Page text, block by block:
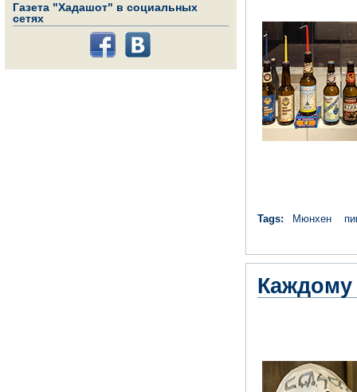
Газета "Хадашот" в социальных
сетях
Tags: Мюнхен
Каждому